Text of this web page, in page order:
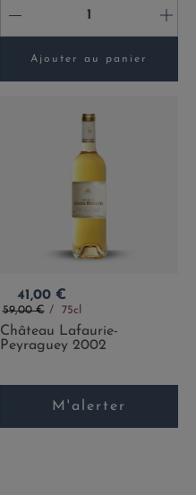
- +
Ajouter au panier
Prix
41,00 €
Prix de base
59,00 € 75cl
Château Lafaurie-
Peyraguey 2002
M'alerter